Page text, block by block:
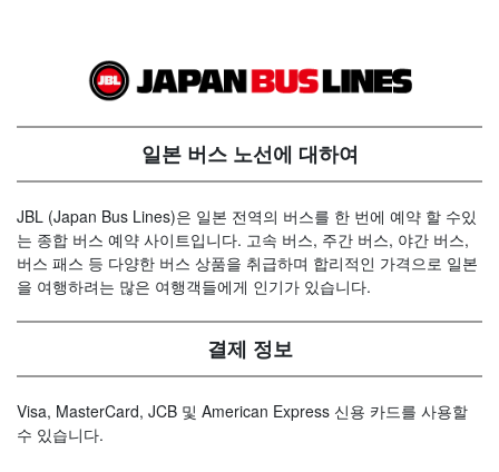
일본 버스 노선에 대하여
JBL (Japan Bus Lines)은 일본 전역의 버스를 한 번에 예약 할 수있
는 종합 버스 예약 사이트입니다. 고속 버스, 주간 버스, 야간 버스,
버스 패스 등 다양한 버스 상품을 취급하며 합리적인 가격으로 일본
을 여행하려는 많은 여행객들에게 인기가 있습니다.
결제 정보
Visa, MasterCard, JCB 및 American Express 신용 카드를 사용할
수 있습니다.